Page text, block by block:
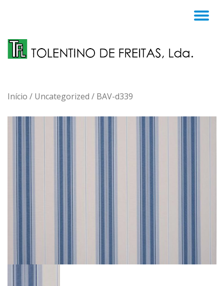
content
Início / Uncategorized / BAV-d339